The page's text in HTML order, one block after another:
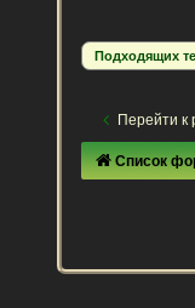
Подходящих
Перейти к
Список